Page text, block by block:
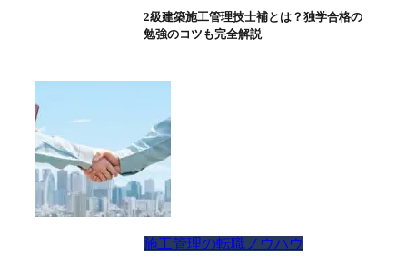
2級建築施工管理技士補とは？独学合格の
勉強のコツも完全解説
施工管理の転職ノウハウ